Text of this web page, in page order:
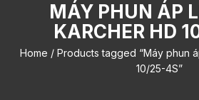
MÁY PHUN ÁP
KARCHER HD
Home / Products tagged “Máy phun
10/25-4S”